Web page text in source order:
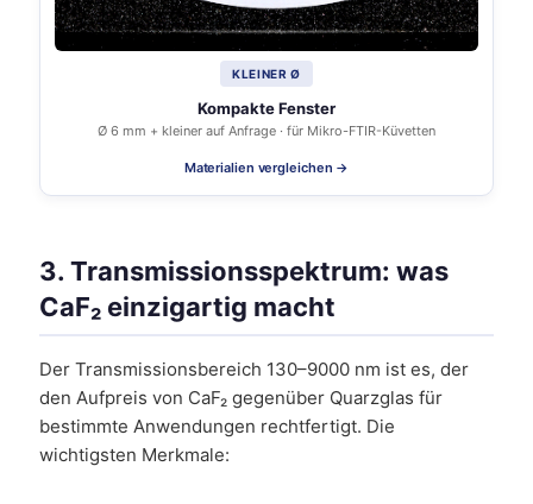
KLEINER Ø
Kompakte Fenster
Ø 6 mm + kleiner auf Anfrage · für Mikro-FTIR-Küvetten
Materialien vergleichen →
3. Transmissionsspektrum: was
CaF₂ einzigartig macht
Der Transmissionsbereich 130–9000 nm ist es, der
den Aufpreis von CaF₂ gegenüber Quarzglas für
bestimmte Anwendungen rechtfertigt. Die
wichtigsten Merkmale: